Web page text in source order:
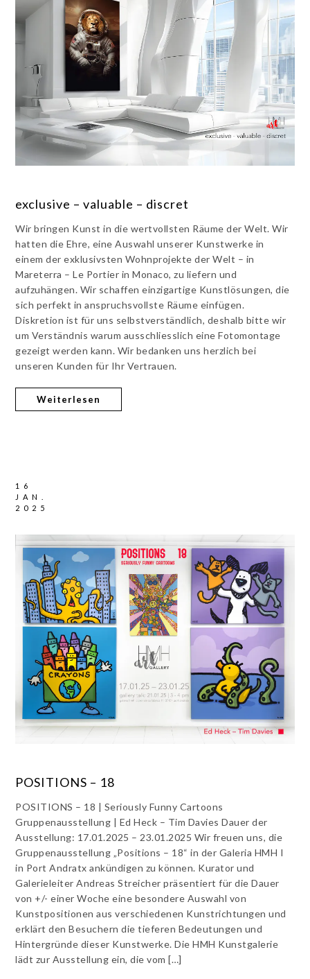
exclusive – valuable – discret
Wir bringen Kunst in die wertvollsten Räume der Welt. Wir
hatten die Ehre, eine Auswahl unserer Kunstwerke in
einem der exklusivsten Wohnprojekte der Welt – in
Mareterra – Le Portier in Monaco, zu liefern und
aufzuhängen. Wir schaffen einzigartige Kunstlösungen, die
sich perfekt in anspruchsvollste Räume einfügen.
Diskretion ist für uns selbstverständlich, deshalb bitte wir
um Verständnis warum ausschliesslich eine Fotomontage
gezeigt werden kann. Wir bedanken uns herzlich bei
unseren Kunden für Ihr Vertrauen.
Weiterlesen
16
JAN.
2025
POSITIONS – 18
POSITIONS – 18 | Seriously Funny Cartoons
Gruppenausstellung | Ed Heck – Tim Davies Dauer der
Ausstellung: 17.01.2025 – 23.01.2025 Wir freuen uns, die
Gruppenausstellung „Positions – 18“ in der Galeria HMH I
in Port Andratx ankündigen zu können. Kurator und
Galerieleiter Andreas Streicher präsentiert für die Dauer
von +/- einer Woche eine besondere Auswahl von
Kunstpositionen aus verschiedenen Kunstrichtungen und
erklärt den Besuchern die tieferen Bedeutungen und
Hintergründe dieser Kunstwerke. Die HMH Kunstgalerie
lädt zur Ausstellung ein, die vom […]